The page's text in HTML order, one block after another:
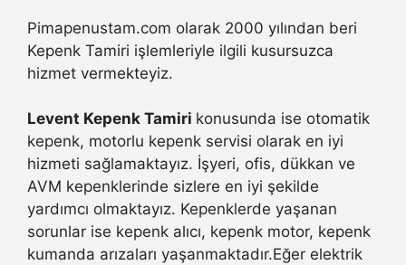
Pimapenustam.com olarak 2000 yılından beri
Kepenk Tamiri işlemleriyle ilgili kusursuzca
hizmet vermekteyiz.
Levent Kepenk Tamiri konusunda ise otomatik
kepenk, motorlu kepenk servisi olarak en iyi
hizmeti sağlamaktayız. İşyeri, ofis, dükkan ve
AVM kepenklerinde sizlere en iyi şekilde
yardımcı olmaktayız. Kepenklerde yaşanan
sorunlar ise kepenk alıcı, kepenk motor, kepenk
kumanda arızaları yaşanmaktadır.Eğer elektrik